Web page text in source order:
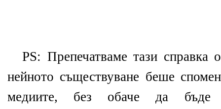
PS: Препечатваме тази справка
нейното съществуване беше
медиите, без обаче да бъде